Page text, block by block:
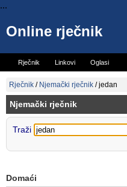
...
Online rječnik
Rječnik Linkovi Oglasi
Vicevi Mini rječnik
Rječnik / Njemački rječnik /jedan
Njemački rječnik
Traži
Domaći